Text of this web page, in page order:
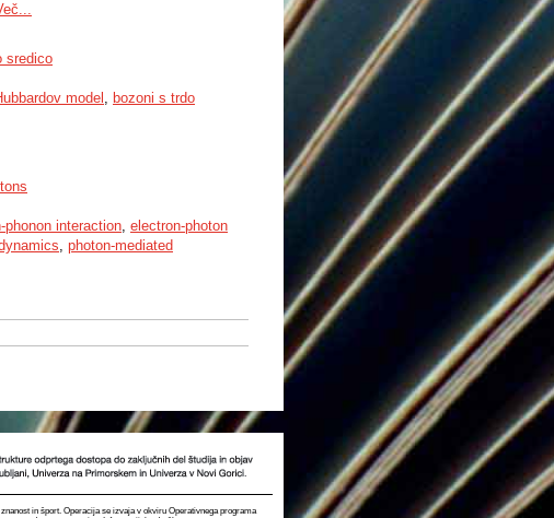
sredico
model , bozoni s trdo
phonon interaction, electron-photon
, photon-mediated
in šport. Operacija se izvaja v okviru Operativnega programa